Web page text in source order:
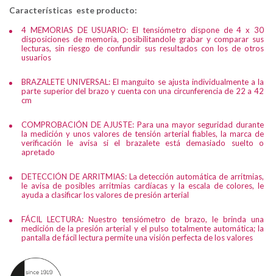
Características este producto:
4 MEMORIAS DE USUARIO: El tensiómetro dispone de 4 x 30
disposiciones de memoria, posibilitandole grabar y comparar sus
lecturas, sin riesgo de confundir sus resultados con los de otros
usuarios
BRAZALETE UNIVERSAL: El manguito se ajusta individualmente a la
parte superior del brazo y cuenta con una circunferencia de 22 a 42
cm
COMPROBACIÓN DE AJUSTE: Para una mayor seguridad durante
la medición y unos valores de tensión arterial fiables, la marca de
verificación le avisa si el brazalete está demasiado suelto o
apretado
DETECCIÓN DE ARRITMIAS: La detección automática de arritmias,
le avisa de posibles arritmias cardíacas y la escala de colores, le
ayuda a clasificar los valores de presión arterial
FÁCIL LECTURA: Nuestro tensiómetro de brazo, le brinda una
medición de la presión arterial y el pulso totalmente automática; la
pantalla de fácil lectura permite una visión perfecta de los valores